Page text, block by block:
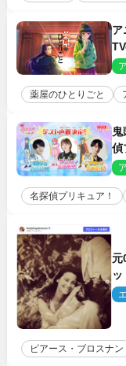
ア
薬屋のひとりごと
鬼
偵
ス
名探偵プリキュア！
元
ピアース・ブロスナン